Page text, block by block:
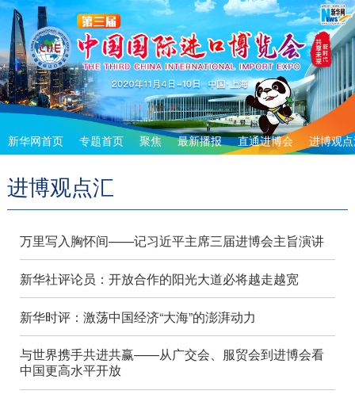
新华网首页 专题首页 聚焦 最新播报 直通进博会 进博观
进博观点汇
万里写入胸怀间——记习近平主席三届进博会主旨演讲
新华社评论员：开放合作的阳光大道必将越走越宽
新华时评：激荡中国经济“大海”的澎湃动力
与世界携手共进共赢——从广交会、服贸会到进博会看
中国更高水平开放